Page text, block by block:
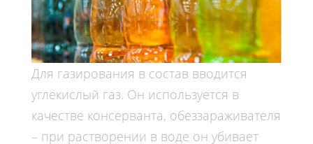
Для газирования в состав вводится
углекислый газ. Он используется в
качестве консерванта, обеззараживателя
– при растворении в воде он убивает